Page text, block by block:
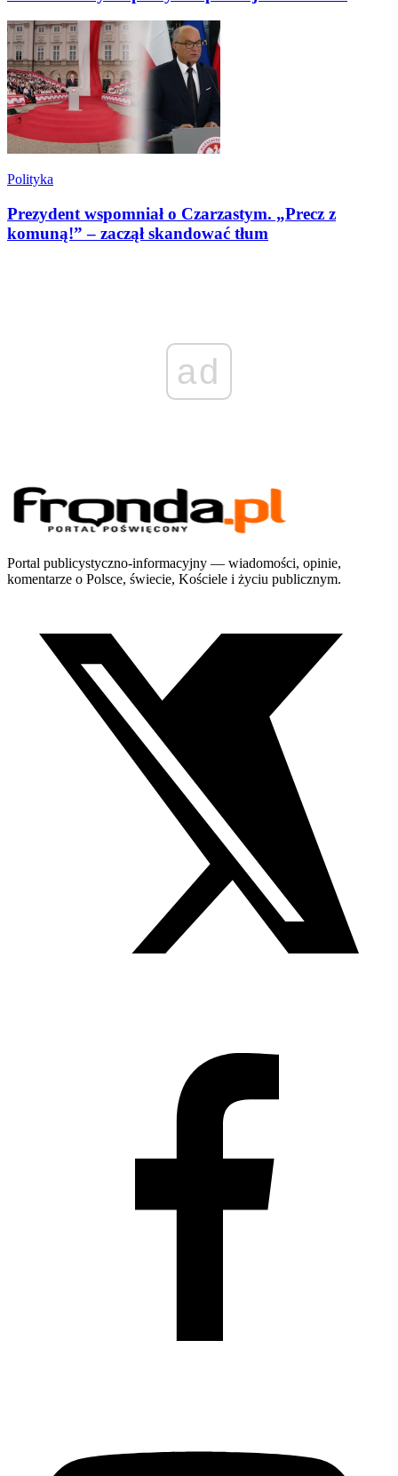
Polityka
Prezydent wspomniał o Czarzastym. „Precz z
komuną!” – zaczął skandować tłum
ad
Portal publicystyczno-informacyjny — wiadomości, opinie,
komentarze o Polsce, świecie, Kościele i życiu publicznym.